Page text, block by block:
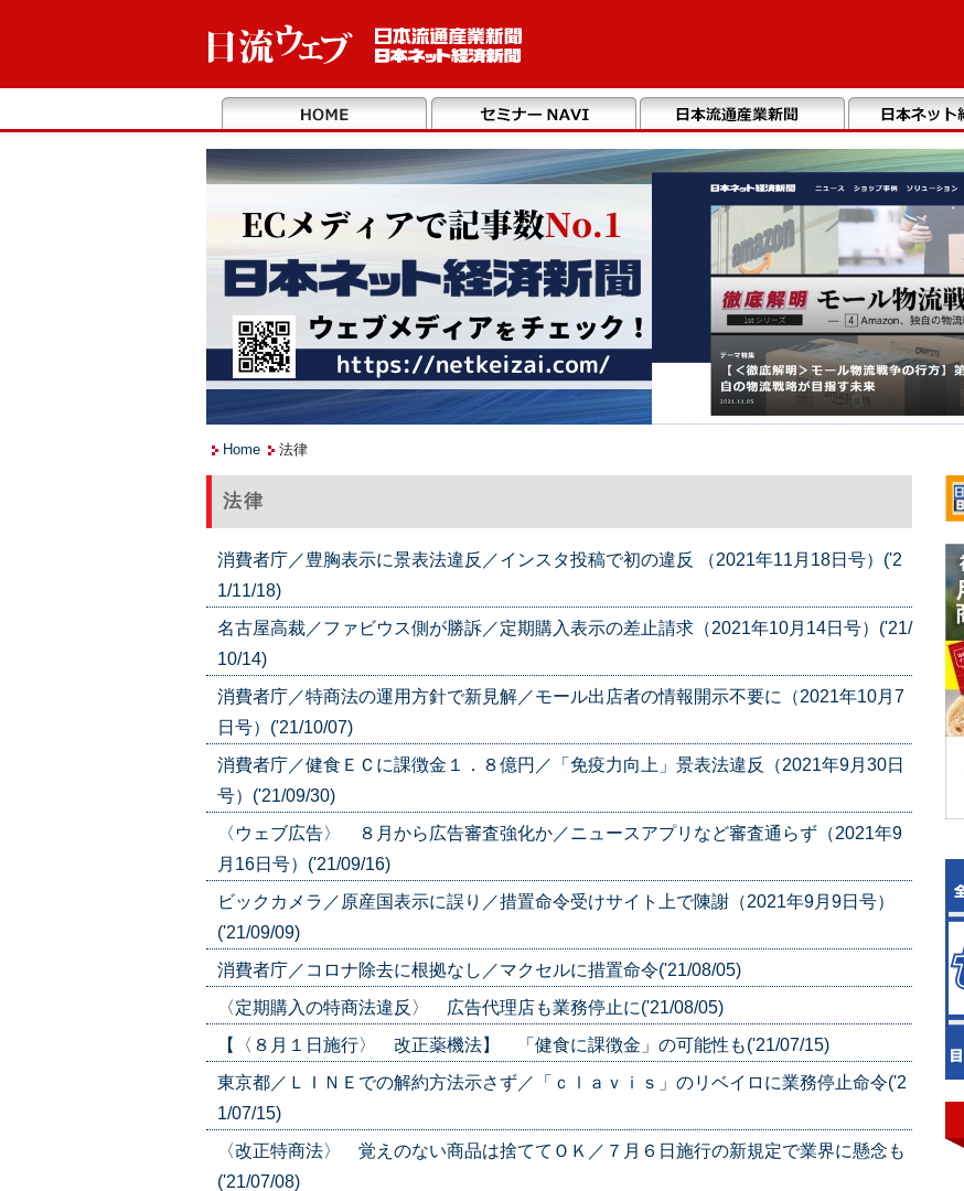
Home 法律
法律
消費者庁／豊胸表示に景表法違反／インスタ投稿で初の違反 （2021年11月18日号）('2
1/11/18)
名古屋高裁／ファビウス側が勝訴／定期購入表示の差止請求（2021年10月14日号）('21/
10/14)
消費者庁／特商法の運用方針で新見解／モール出店者の情報開示不要に（2021年10月7
日号）('21/10/07)
消費者庁／健食ＥＣに課徴金１．８億円／「免疫力向上」景表法違反（2021年9月30日
号）('21/09/30)
〈ウェブ広告〉 ８月から広告審査強化か／ニュースアプリなど審査通らず（2021年9
月16日号）('21/09/16)
ビックカメラ／原産国表示に誤り／措置命令受けサイト上で陳謝（2021年9月9日号）
('21/09/09)
消費者庁／コロナ除去に根拠なし／マクセルに措置命令('21/08/05)
〈定期購入の特商法違反〉 広告代理店も業務停止に('21/08/05)
【〈８月１日施行〉 改正薬機法】 「健食に課徴金」の可能性も('21/07/15)
東京都／ＬＩＮＥでの解約方法示さず／「ｃｌａｖｉｓ」のリベイロに業務停止命令('2
1/07/15)
〈改正特商法〉 覚えのない商品は捨ててＯＫ／７月６日施行の新規定で業界に懸念も
('21/07/08)